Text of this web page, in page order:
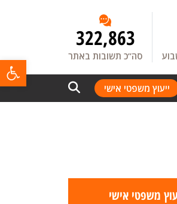
322,863
סה”כ תשובות באתר
ייעוץ משפטי אישי
משפטי אישי